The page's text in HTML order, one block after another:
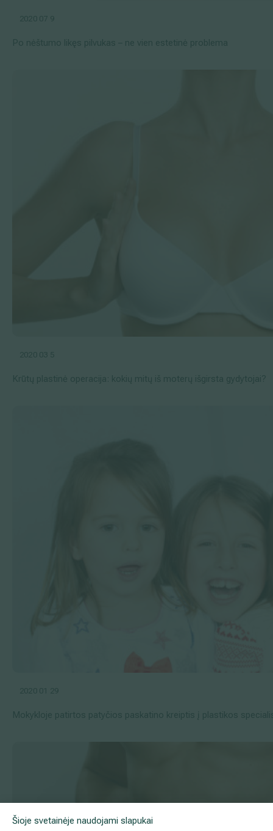
Šioje svetainėje naudojami slapukai
2020 07 9
Po nėštumo likęs pilvukas – ne vien estetinė problema
2020 03 5
Krūtų plastinė operacija: kokių mitų iš moterų išgirsta gydytojai?
2020 01 29
Mokykloje patirtos patyčios paskatino kreiptis į plastikos